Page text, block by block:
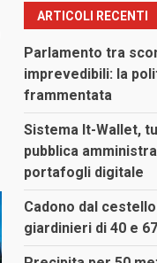
ARTICOLI RECENTI
Parlamento tra
imprevedibili: la
frammentata
Sistema It-Wallet,
pubblica
portafogli digitale
Cadono dal
giardinieri di 40 e